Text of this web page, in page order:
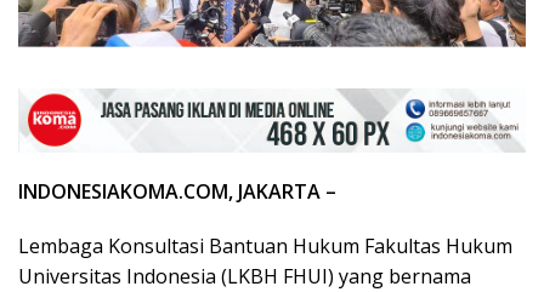
INDONESIAKOMA.COM, JAKARTA –
Lembaga Konsultasi Bantuan Hukum Fakultas Hukum
Universitas Indonesia (LKBH FHUI) yang bernama